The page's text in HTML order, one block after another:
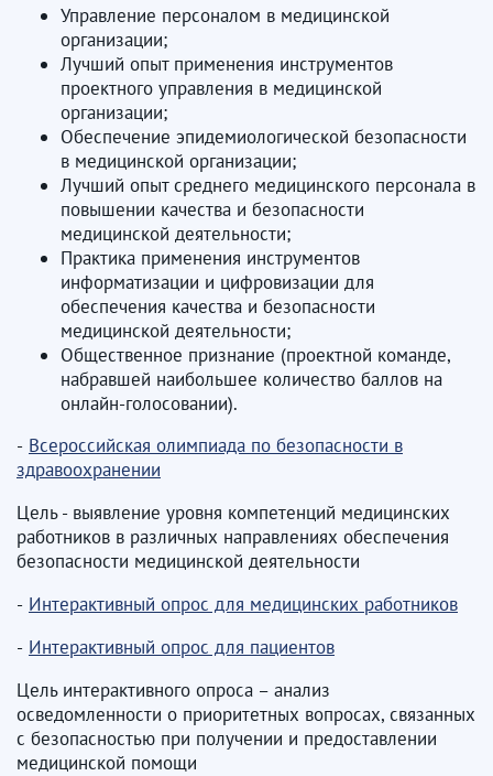
Управление персоналом в медицинской
организации;
Лучший опыт применения инструментов
проектного управления в медицинской
организации;
Обеспечение эпидемиологической безопасности
в медицинской организации;
Лучший опыт среднего медицинского персонала в
повышении качества и безопасности
медицинской деятельности;
Практика применения инструментов
информатизации и цифровизации для
обеспечения качества и безопасности
медицинской деятельности;
Общественное признание (проектной команде,
набравшей наибольшее количество баллов на
онлайн-голосовании).
- Всероссийская олимпиада по безопасности в
здравоохранении
Цель - выявление уровня компетенций медицинских
работников в различных направлениях обеспечения
безопасности медицинской деятельности
- Интерактивный опрос для медицинских работников
- Интерактивный опрос для пациентов
Цель интерактивного опроса – анализ
осведомленности о приоритетных вопросах, связанных
с безопасностью при получении и предоставлении
медицинской помощи